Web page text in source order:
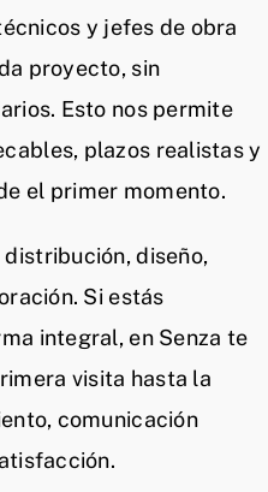
y jefes de obra
proyecto, sin
Esto nos permite
plazos realistas y
el primer momento.
diseño,
Si estás
integral, en Senza te
visita hasta la
comunicación